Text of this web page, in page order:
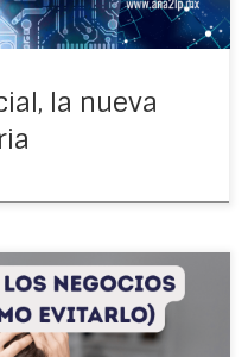
la nueva